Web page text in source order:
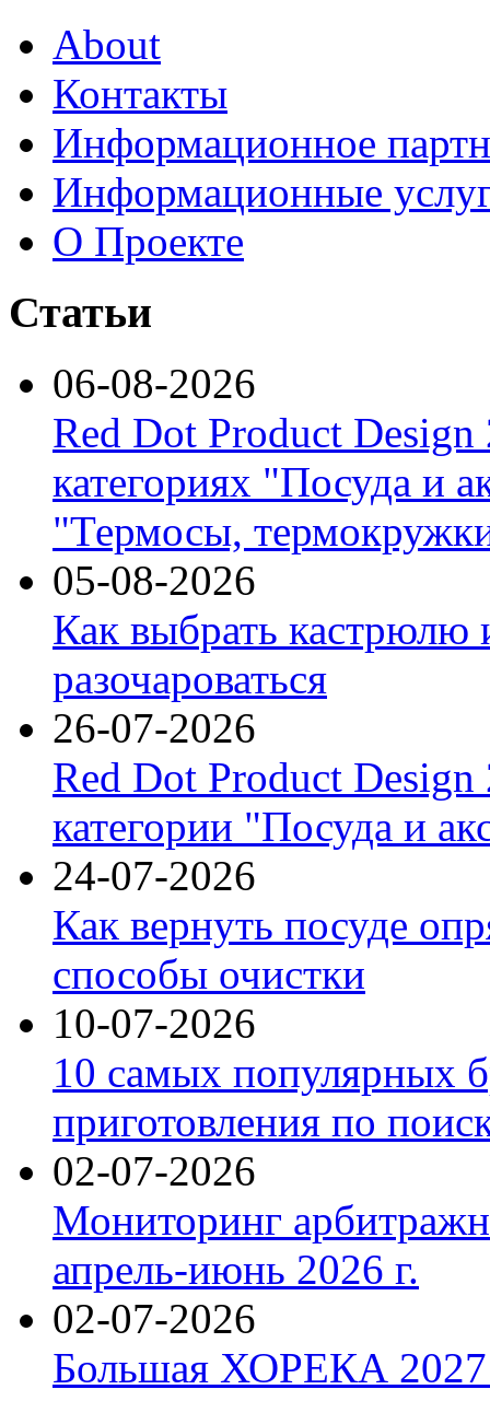
About
Контакты
Информационное
Информационные
О Проекте
Статьи
06-08-2026
Red Dot Product Design
категориях "Посуда и
"Термосы,
05-08-2026
Как выбрать кастрюлю
разочароваться
26-07-2026
Red Dot Product Design
категории "Посуда и
24-07-2026
Как вернуть посуде
способы очистки
10-07-2026
10 самых популярных
приготовления по
02-07-2026
Мониторинг
апрель-июнь 2026 г.
02-07-2026
Большая ХОРЕКА 2027: